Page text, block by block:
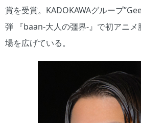
賞を受賞。KADOKAWAグループ
弾 『baan-大人の彊界-』で初アニ
場を広げている。